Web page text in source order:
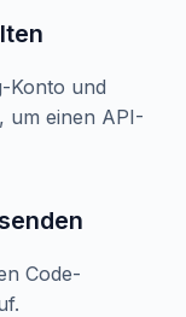
Konto und
um einen API-
Code-